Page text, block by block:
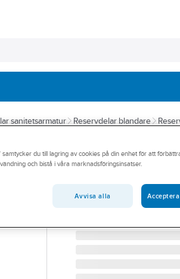
sanitetsarmatur Reservdelar blandare
FMM
Backventil till
2006, FMM
FMM 2983-0529
du till lagring av cookies på din enhet för att
och bistå i våra marknadsföringsinsatser.
Avvisa alla